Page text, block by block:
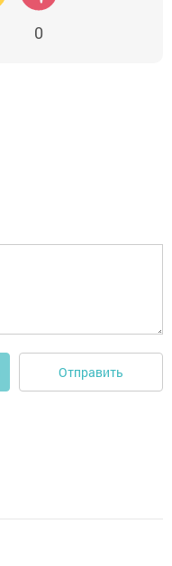
0
Отправить